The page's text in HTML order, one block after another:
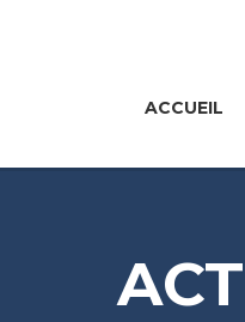
ACCUEIL